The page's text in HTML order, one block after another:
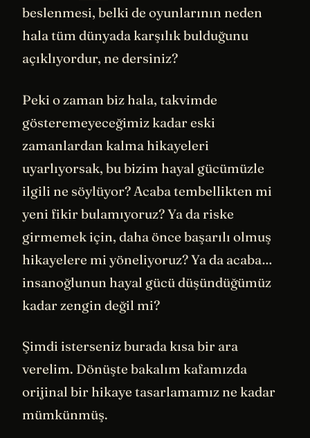
beslenmesi, belki de oyunlarının neden
hala tüm dünyada karşılık bulduğunu
açıklıyordur, ne dersiniz?
Peki o zaman biz hala, takvimde
gösteremeyeceğimiz kadar eski
zamanlardan kalma hikayeleri
uyarlıyorsak, bu bizim hayal gücümüzle
ilgili ne söylüyor? Acaba tembellikten mi
yeni fikir bulamıyoruz? Ya da riske
girmemek için, daha önce başarılı olmuş
hikayelere mi yöneliyoruz? Ya da acaba…
insanoğlunun hayal gücü düşündüğümüz
kadar zengin değil mi?
Şimdi isterseniz burada kısa bir ara
verelim. Dönüşte bakalım kafamızda
orijinal bir hikaye tasarlamamız ne kadar
mümkünmüş.